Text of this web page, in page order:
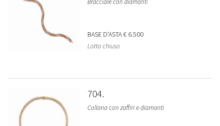
BASE D'ASTA€ 6.500
Lotto chiuso
704
Collana con zaffiri e diamanti